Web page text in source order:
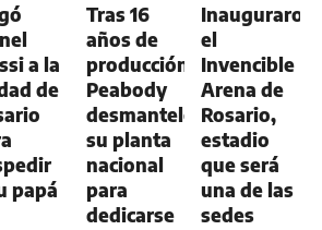
a la
de
papá
AGRO
Tras 16
años de
producción,
Peabody
desmanteló
su planta
nacional
para
dedicarse
Inauguraron
el
Invencible
Arena de
Rosario,
estadio
que será
una de las
sedes